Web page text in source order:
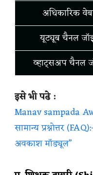
अधिकारिक
यूट्यूब चैनल
व्हाट्सअप चैनल
इसे भी पढे :
Manav sampada
सामान्य प्रश्नोत्तर
अवकाश मॉड्यूल”